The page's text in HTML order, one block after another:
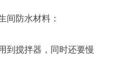
防水材料：
到搅拌器，同时还要慢